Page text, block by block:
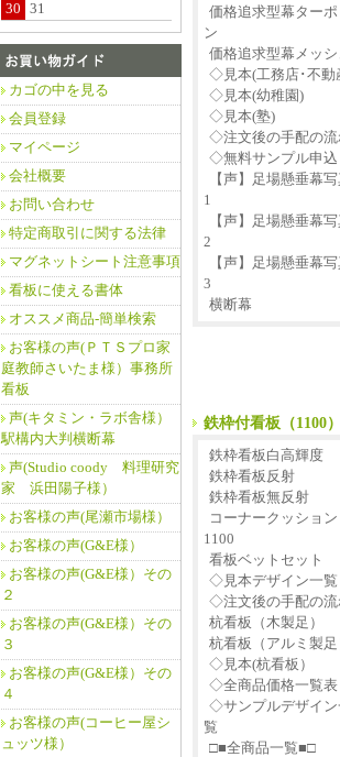
30
31
カゴの中を見る
会員登録
マイページ
会社概要
お問い合わせ
特定商取引に関する法律
マグネットシート注意事項
看板に使える書体
オススメ商品‐簡単検索
お客様の声(ＰＴＳプロ家
庭教師さいたま様）事務所
看板
声(キタミン・ラボ舎様）
駅構内大判横断幕
声(Studio coody 料理研究
家 浜田陽子様）
お客様の声(尾瀬市場様）
お客様の声(G&E様）
お客様の声(G&E様）その
２
お客様の声(G&E様）その
３
お客様の声(G&E様）その
４
お客様の声(コーヒー屋シ
ュッツ様）
価格追求型幕ターポ
ン
価格追求型幕メッシ
◇見本(工務店･不動
◇見本(幼稚園)
◇見本(塾)
◇注文後の手配の流
◇無料サンプル申込
【声】足場懸垂幕
1
【声】足場懸垂幕
2
【声】足場懸垂幕
3
横断幕
鉄枠付看板（1100）
鉄枠看板白高輝度
鉄枠看板反射
鉄枠看板無反射
コーナークッション
1100
看板ベットセット
◇見本デザイン一覧
◇注文後の手配の流
杭看板（木製足）
杭看板（アルミ製足
◇見本(杭看板）
◇全商品価格一覧表
◇サンプルデザイン
覧
□■全商品一覧■□